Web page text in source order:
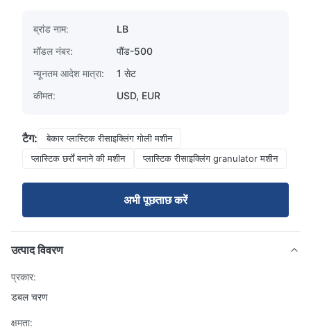
ब्रांड नाम:
LB
मॉडल नंबर:
पौंड-500
न्यूनतम आदेश मात्रा:
1 सेट
कीमत:
USD, EUR
टैग:
बेकार प्लास्टिक रीसाइक्लिंग गोली मशीन
प्लास्टिक छर्रों बनाने की मशीन
प्लास्टिक रीसाइक्लिंग granulator मशीन
अभी पूछताछ करें
उत्पाद विवरण
प्रकार:
डबल चरण
क्षमता: